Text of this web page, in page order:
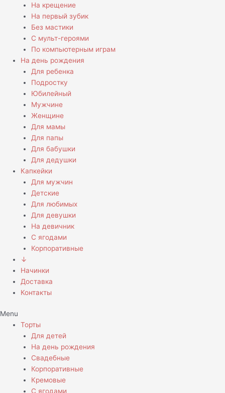
На крещение
На первый зубик
Без мастики
С мульт-героями
По компьютерным играм
На день рождения
Для ребенка
Подростку
Юбилейный
Мужчине
Женщине
Для мамы
Для папы
Для бабушки
Для дедушки
Капкейки
Для мужчин
Детские
Для любимых
Для девушки
На девичник
С ягодами
Корпоративные
↓
Начинки
Доставка
Контакты
Menu
Торты
Для детей
На день рождения
Свадебные
Корпоративные
Кремовые
С ягодами